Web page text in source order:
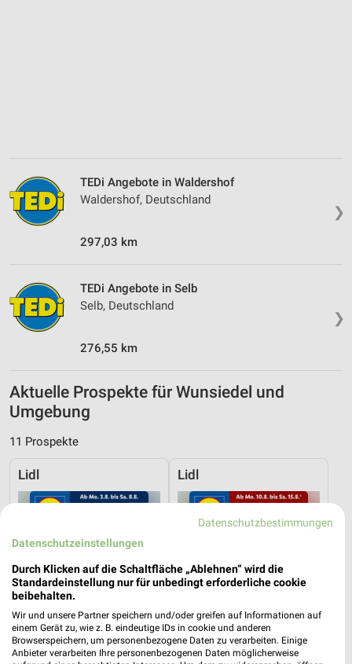
❯
TEDi Angebote in Waldershof
Waldershof, Deutschland
297,03 km
❯
TEDi Angebote in Selb
Selb, Deutschland
276,55 km
Aktuelle Prospekte für Wunsiedel und
Umgebung
11 Prospekte
Lidl Lidl
Datenschutzbestimmungen
Datenschutzeinstellungen
Durch Klicken auf die Schaltfläche „Ablehnen“ wird die
Standardeinstellung nur für unbedingt erforderliche cookie
beibehalten.
Wir und unsere Partner speichern und/oder greifen auf Informationen auf
einem Gerät zu, wie z. B. eindeutige IDs in cookie und anderen
Browserspeichern, um personenbezogene Daten zu verarbeiten. Einige
Anbieter verarbeiten Ihre personenbezogenen Daten möglicherweise